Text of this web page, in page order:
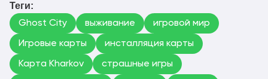
Теги:
Ghost City выживание игровой мир
Игровые карты инсталляция карты
Карта Kharkov страшные игры